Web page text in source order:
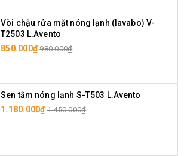
Vòi chậu rửa mặt nóng lạnh (lavabo) V-
T2503 L.Avento
850.000₫ 980.000₫
Sen tắm nóng lạnh S-T503 L.Avento
1.180.000₫ 1.450.000₫